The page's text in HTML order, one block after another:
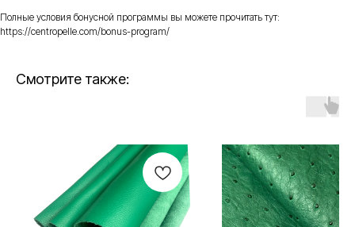
Полные условия бонусной программы вы можете прочитать тут:
https://centropelle.com/bonus-program/
Смотрите также: